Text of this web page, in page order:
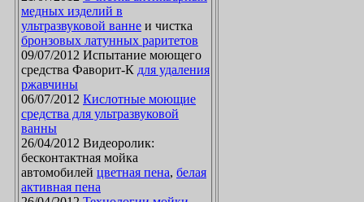
медных изделий в
ультразвуковой ванне и чистка
бронзовых латунных раритетов
09/07/2012 Испытание моющего
средства Фаворит-К для удаления
ржавчины
06/07/2012 Кислотные моющие
средства для ультразвуковой
ванны
26/04/2012 Видеоролик:
бесконтактная мойка
автомобилей цветная пена, белая
активная пена